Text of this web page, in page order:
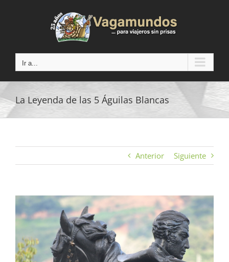
Ir a...
La Leyenda de las 5 Águilas Blancas
Anterior Siguiente
Ver
imagen
más